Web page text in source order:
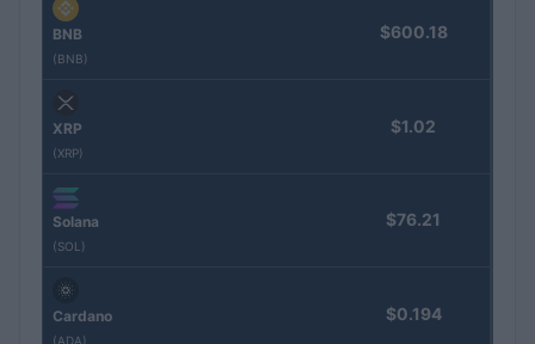
BNB
(BNB)
$600.18
XRP
(XRP)
$1.02
Solana
(SOL)
$76.21
Cardano
(ADA)
$0.194